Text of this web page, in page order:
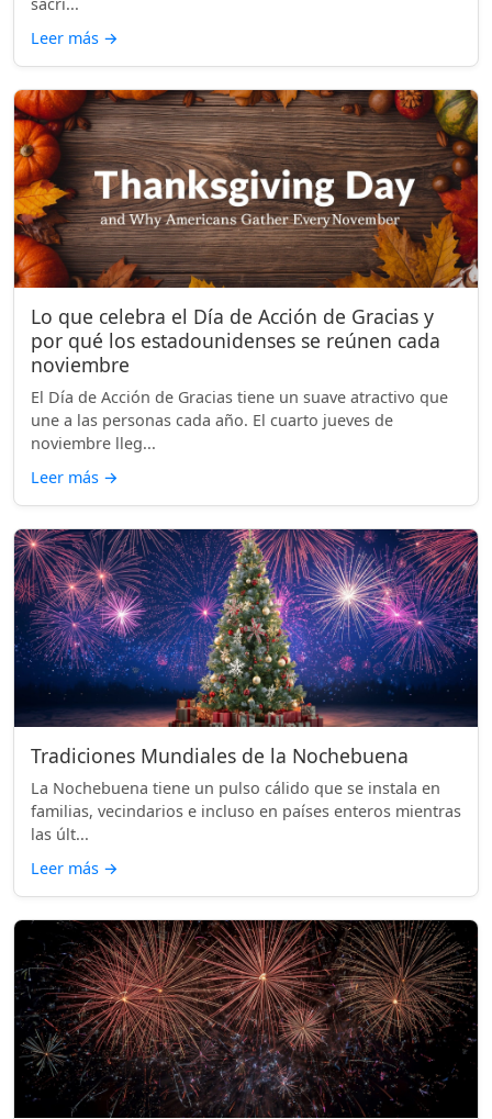
Leer más →
Lo que celebra el Día de Acción de Gracias y
por qué los estadounidenses se reúnen cada
noviembre
El Día de Acción de Gracias tiene un suave atractivo que
une a las personas cada año. El cuarto jueves de
noviembre lleg...
Leer más →
Tradiciones Mundiales de la Nochebuena
La Nochebuena tiene un pulso cálido que se instala en
familias, vecindarios e incluso en países enteros mientras
las últ...
Leer más →